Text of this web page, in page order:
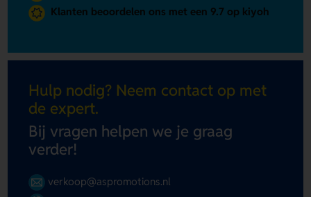
Klanten beoordelen ons met een 9.7 op kiyoh
Hulp nodig? Neem contact op met
de expert.
Bij vragen helpen we je graag
verder!
verkoop@aspromotions.nl